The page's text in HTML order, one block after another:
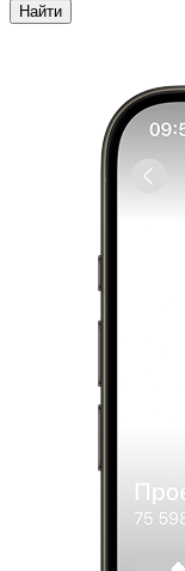
Найти